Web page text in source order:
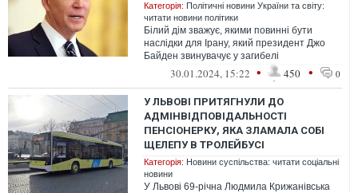
Категорія: Політичні новини України та світу:
читати новини політики
Білий дім зважує, якими повинні бути
наслідки для Ірану, який президент Джо
Байден звинувачує у загибелі
військовослужбовців під час атаки в
30.01.2024, 15:22 • 450 • 0
У ЛЬВОВІ ПРИТЯГНУЛИ ДО
АДМІНВІДПОВІДАЛЬНОСТІ
ПЕНСІОНЕРКУ, ЯКА ЗЛАМАЛА СОБІ
ЩЕЛЕПУ В ТРОЛЕЙБУСІ
Категорія: Новини суспільства: читати соціальні
новини
У Львові 69-річна Людмила Крижанівська